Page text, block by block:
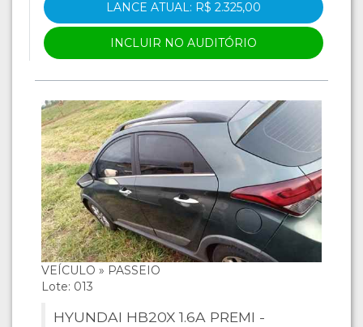
LANCE ATUAL: R$ 2.325,00
INCLUIR NO AUDITÓRIO
VEÍCULO » PASSEIO
Lote: 013
HYUNDAI HB20X 1.6A PREMI -